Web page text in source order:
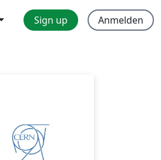
Sign up Anmelden